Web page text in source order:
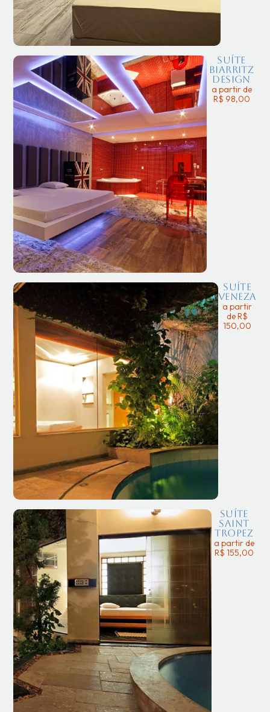
Suíte
Biarritz
Design
a partir de
R$ 98,00
Suíte
Veneza
a partir
de R$
150,00
Suíte
Saint
Tropez
a partir de
R$ 155,00